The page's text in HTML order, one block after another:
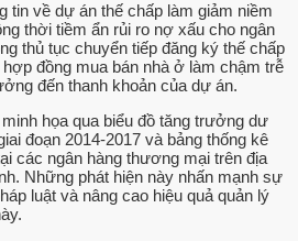
tin về dự án thế chấp làm giảm niềm
thời tiềm ẩn rủi ro nợ xấu cho ngân
thủ tục chuyển tiếp đăng ký thế chấp
đồng mua bán nhà ở làm chậm trễ
đến thanh khoản của dự án.
họa qua biểu đồ tăng trưởng dư
đoạn 2014-2017 và bảng thống kê
các ngân hàng thương mại trên địa
Những phát hiện này nhấn mạnh sự
luật và nâng cao hiệu quả quản lý